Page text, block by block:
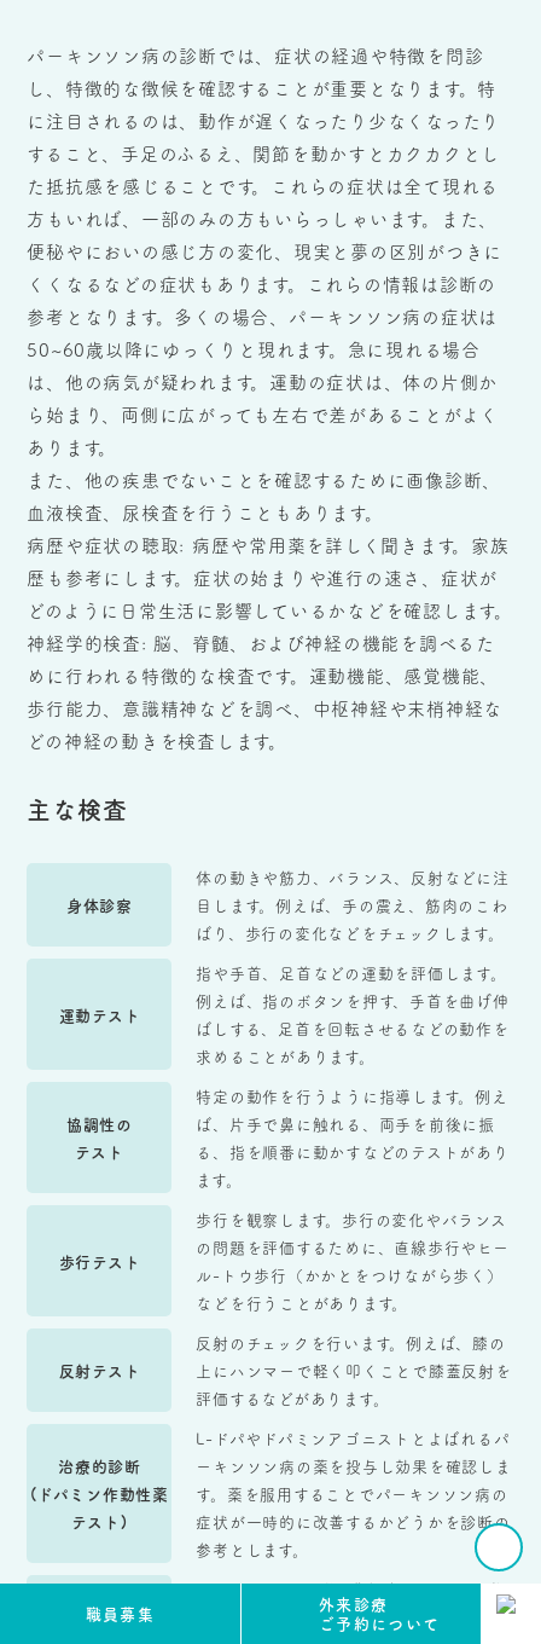
パーキンソン病の診断では、症状の経過や特徴を問診
し、特徴的な徴候を確認することが重要となります。特
に注目されるのは、動作が遅くなったり少なくなったり
すること、手足のふるえ、関節を動かすとカクカクとし
た抵抗感を感じることです。これらの症状は全て現れる
方もいれば、一部のみの方もいらっしゃいます。また、
便秘やにおいの感じ方の変化、現実と夢の区別がつきに
くくなるなどの症状もあります。これらの情報は診断の
参考となります。多くの場合、パーキンソン病の症状は
50~60歳以降にゆっくりと現れます。急に現れる場合
は、他の病気が疑われます。運動の症状は、体の片側か
ら始まり、両側に広がっても左右で差があることがよく
あります。
また、他の疾患でないことを確認するために画像診断、
血液検査、尿検査を行うこともあります。
病歴や症状の聴取: 病歴や常用薬を詳しく聞きます。家族
歴も参考にします。症状の始まりや進行の速さ、症状が
どのように日常生活に影響しているかなどを確認します。
神経学的検査: 脳、脊髄、および神経の機能を調べるた
めに行われる特徴的な検査です。運動機能、感覚機能、
歩行能力、意識精神などを調べ、中枢神経や末梢神経な
どの神経の動きを検査します。
主な検査
身体診察
体の動きや筋力、バランス、反射などに注
目します。例えば、手の震え、筋肉のこわ
ばり、歩行の変化などをチェックします。
運動テスト
指や手首、足首などの運動を評価します。
例えば、指のボタンを押す、手首を曲げ伸
ばしする、足首を回転させるなどの動作を
求めることがあります。
協調性の
テスト
特定の動作を行うように指導します。例え
ば、片手で鼻に触れる、両手を前後に振
る、指を順番に動かすなどのテストがあり
ます。
歩行テスト
歩行を観察します。歩行の変化やバランス
の問題を評価するために、直線歩行やヒー
ル-トウ歩行（かかとをつけながら歩く）
などを行うことがあります。
反射テスト
反射のチェックを行います。例えば、膝の
上にハンマーで軽く叩くことで膝蓋反射を
評価するなどがあります。
治療的診断
(ドパミン作動性薬
テスト)
L-ドパやドパミンアゴニストとよばれるパ
ーキンソン病の薬を投与し効果を確認しま
す。薬を服用することでパーキンソン病の
症状が一時的に改善するかどうかを診断の
参考とします。
MRIやCTなどの脳画像検査、SPECT（単
一光子放射断層撮影）によるMIBG心筋シ
職員募集
外来診療
ご予約について